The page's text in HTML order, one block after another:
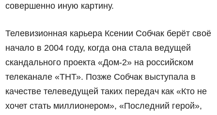
совершенно иную картину.
Телевизионная карьера Ксении Собчак берёт своё
начало в 2004 году, когда она стала ведущей
скандального проекта «Дом-2» на российском
телеканале «ТНТ». Позже Собчак выступала в
качестве телеведущей таких передач как «Кто не
хочет стать миллионером», «Последний герой»,